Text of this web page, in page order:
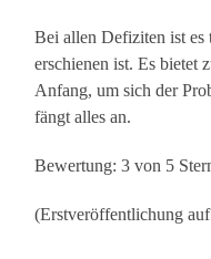
Bei allen Defiziten ist es
erschienen ist. Es bietet
Anfang, um sich der
fängt alles an.
Bewertung: 3 von 5
(Erstveröffentlichung